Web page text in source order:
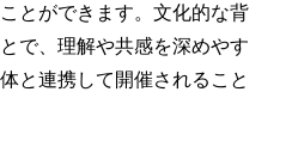
とができます。文化的な背
で、理解や共感を深めやす
と連携して開催されること